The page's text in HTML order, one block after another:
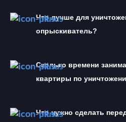
Что лучше для
опрыскиватель?
Сколько времени
квартиры по
Что нужно сделать